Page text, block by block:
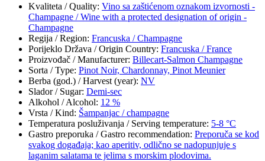
Kvaliteta / Quality: Vino sa zaštićenom oznakom izvornosti -
Champagne / Wine with a protected designation of origin -
Champagne
Regija / Region: Francuska / Champagne
Porijeklo Država / Origin Country: Francuska / France
Proizvođač / Manufacturer: Billecart-Salmon Champagne
Sorta / Type: Pinot Noir, Chardonnay, Pinot Meunier
Berba (god.) / Harvest (year): NV
Slador / Sugar: Demi-sec
Alkohol / Alcohol: 12 %
Vrsta / Kind: Šampanjac / champagne
Temperatura posluživanja / Serving temperature: 5-8 °C
Gastro preporuka / Gastro recommendation: Preporuča se kod
svakog događaja; kao aperitiv, odlično se nadopunjuje s
laganim salatama te jelima s morskim plodovima.